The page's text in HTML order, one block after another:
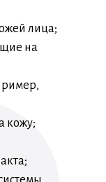
лица;
на
кожу;